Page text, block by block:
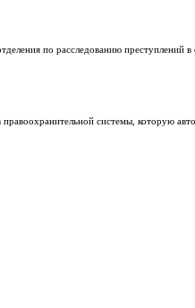
по расследованию преступлений в
системы, которую